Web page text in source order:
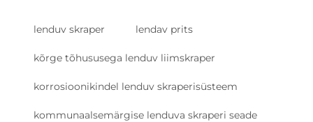
lenduv skraper lendav prits
kõrge tõhususega lenduv liimskraper
korrosioonikindel lenduv skraperisüsteem
kommunaalsemärgise lenduva skraperi seade